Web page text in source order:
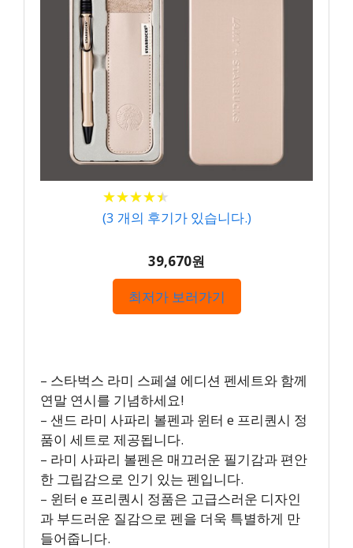
★★★★★
★★★★★
(3 개의 후기가 있습니다.)
39,670원
최저가 보러가기
– 스타벅스 라미 스페셜 에디션 펜세트와 함께
연말 연시를 기념하세요!
– 샌드 라미 사파리 볼펜과 윈터 e 프리퀀시 정
품이 세트로 제공됩니다.
– 라미 사파리 볼펜은 매끄러운 필기감과 편안
한 그립감으로 인기 있는 펜입니다.
– 윈터 e 프리퀀시 정품은 고급스러운 디자인
과 부드러운 질감으로 펜을 더욱 특별하게 만
들어줍니다.